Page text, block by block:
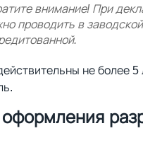
внимание! При
проводить в
не более